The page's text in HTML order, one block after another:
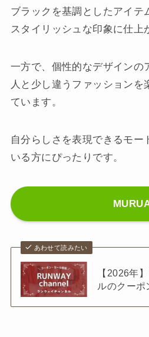
ブラックを基調としたアイテ
スタイリッシュな印象に仕上
一方で、個性的なデザインの
人と少し違うファッションを
ています。
自分らしさを表現できるモー
いる方にぴったりです。
あわせて読みたい
【2026年
ルのクーポ